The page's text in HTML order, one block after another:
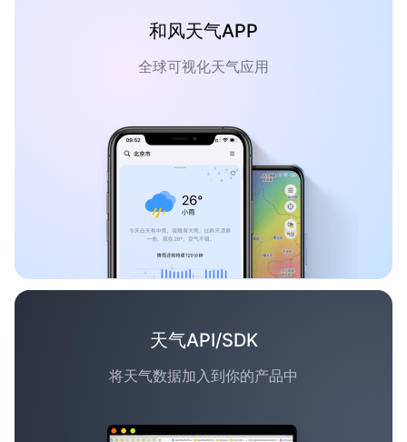
和风天气APP
全球可视化天气应用
天气API/SDK
将天气数据加入到你的产品中